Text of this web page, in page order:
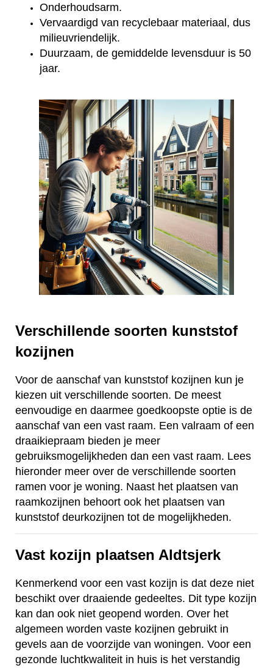
Onderhoudsarm.
Vervaardigd van recyclebaar materiaal, dus
milieuvriendelijk.
Duurzaam, de gemiddelde levensduur is 50
jaar.
Verschillende soorten kunststof
kozijnen
Voor de aanschaf van kunststof kozijnen kun je
kiezen uit verschillende soorten. De meest
eenvoudige en daarmee goedkoopste optie is de
aanschaf van een vast raam. Een valraam of een
draaikiepraam bieden je meer
gebruiksmogelijkheden dan een vast raam. Lees
hieronder meer over de verschillende soorten
ramen voor je woning. Naast het plaatsen van
raamkozijnen behoort ook het plaatsen van
kunststof deurkozijnen tot de mogelijkheden.
Vast kozijn plaatsen Aldtsjerk
Kenmerkend voor een vast kozijn is dat deze niet
beschikt over draaiende gedeeltes. Dit type kozijn
kan dan ook niet geopend worden. Over het
algemeen worden vaste kozijnen gebruikt in
gevels aan de voorzijde van woningen. Voor een
gezonde luchtkwaliteit in huis is het verstandig